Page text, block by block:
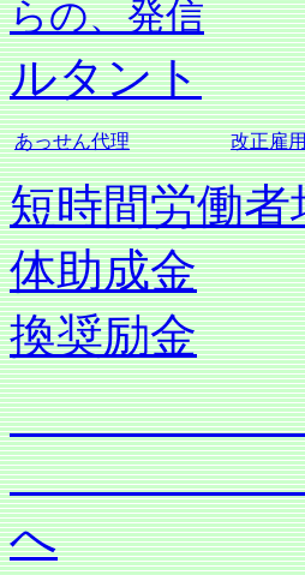
らの、発信
ルタント
あっせん代理 改正雇
短時間労働
体助成金
換奨励金
社会保
へ